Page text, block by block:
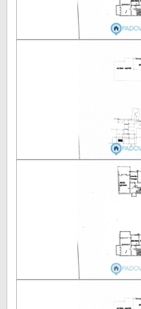
Piano: Su
Anno di
Stato attuale:
Balconi:
Giardino:
Cucina:
Posizione:
Aria